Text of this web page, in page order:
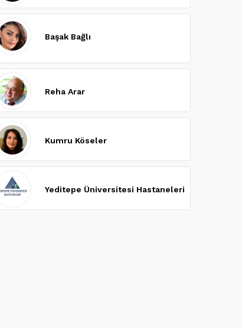
Başak Bağlı
Reha Arar
Kumru Köseler
Yeditepe Üniversitesi Hastaneleri